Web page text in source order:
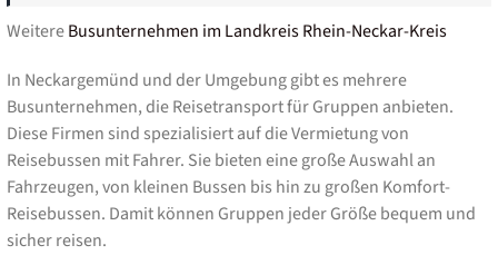
WeitereBusunternehmen im Landkreis Rhein-Neckar-Kreis
In Neckargemünd und der Umgebung gibt es mehrere
Busunternehmen, die Reisetransport für Gruppen anbieten.
Diese Firmen sind spezialisiert auf die Vermietung von
Reisebussen mit Fahrer. Sie bieten eine große Auswahl an
Fahrzeugen, von kleinen Bussen bis hin zu großen Komfort-
Reisebussen. Damit können Gruppen jeder Größe bequem und
sicher reisen.